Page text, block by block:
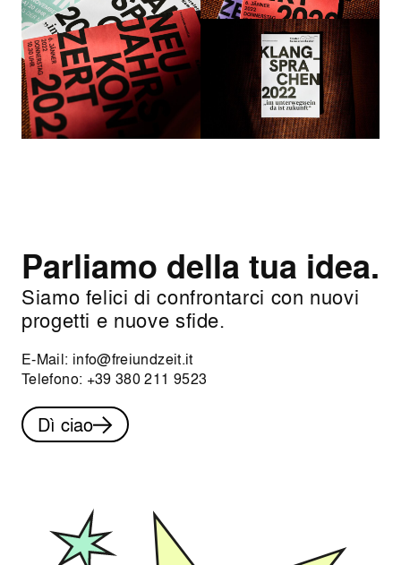
Parliamo della tua idea.
Siamo felici di confrontarci con nuovi
progetti e nuove sfide.
E-Mail: info@freiundzeit.it
Telefono: +39 380 211 9523
Dì ciao